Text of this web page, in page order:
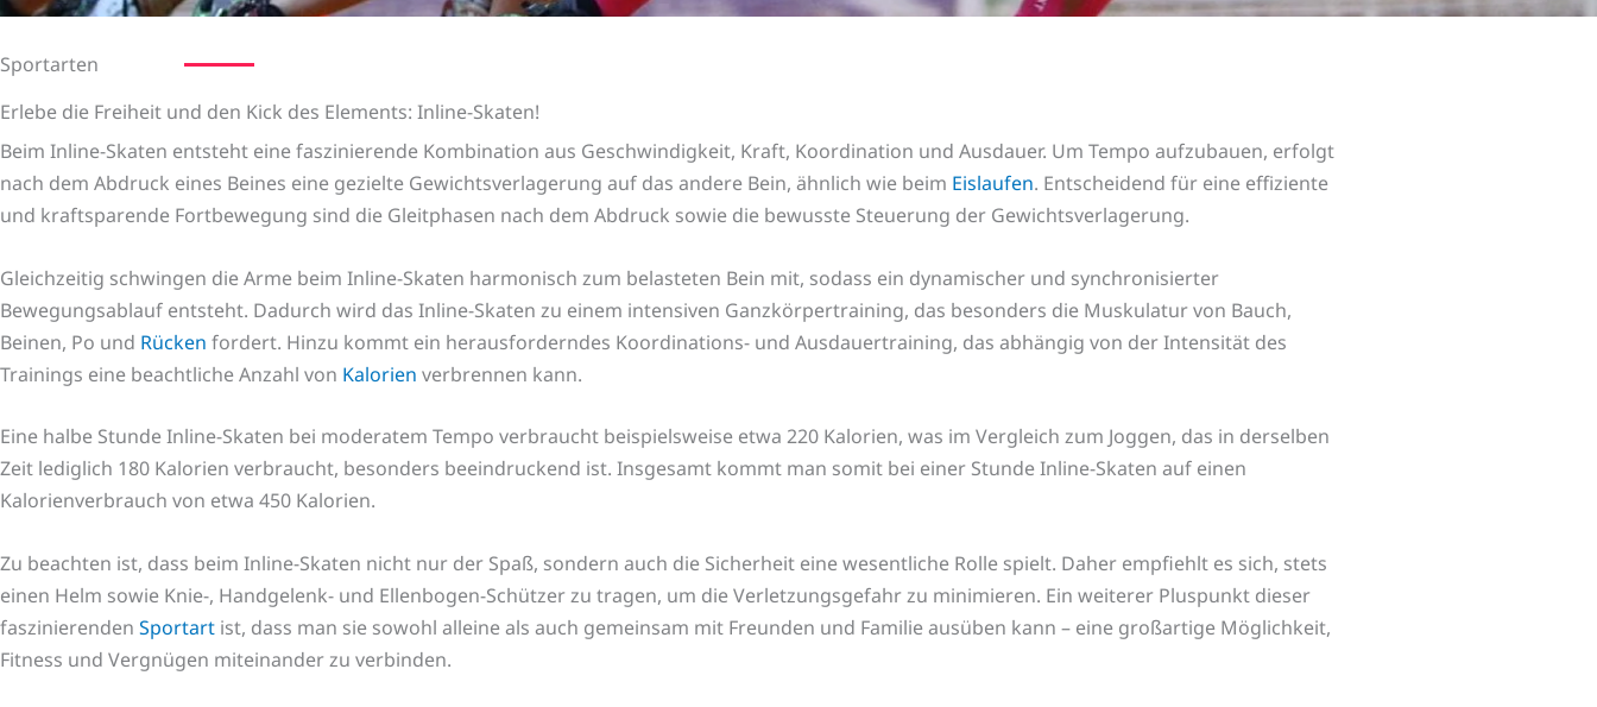
Sportarten
Erlebe die Freiheit und den Kick des Elements: Inline-Skaten!
Beim Inline-Skaten entsteht eine faszinierende Kombination aus Geschwindigkeit, Kraft, Koordination und Ausdauer. Um Tempo aufzubauen, erfolgt
nach dem Abdruck eines Beines eine gezielte Gewichtsverlagerung auf das andere Bein, ähnlich wie beim Eislaufen. Entscheidend für eine effiziente
und kraftsparende Fortbewegung sind die Gleitphasen nach dem Abdruck sowie die bewusste Steuerung der Gewichtsverlagerung.
Gleichzeitig schwingen die Arme beim Inline-Skaten harmonisch zum belasteten Bein mit, sodass ein dynamischer und synchronisierter
Bewegungsablauf entsteht. Dadurch wird das Inline-Skaten zu einem intensiven Ganzkörpertraining, das besonders die Muskulatur von Bauch,
Beinen, Po und Rücken fordert. Hinzu kommt ein herausforderndes Koordinations- und Ausdauertraining, das abhängig von der Intensität des
Trainings eine beachtliche Anzahl von Kalorien verbrennen kann.
Eine halbe Stunde Inline-Skaten bei moderatem Tempo verbraucht beispielsweise etwa 220 Kalorien, was im Vergleich zum Joggen, das in derselben
Zeit lediglich 180 Kalorien verbraucht, besonders beeindruckend ist. Insgesamt kommt man somit bei einer Stunde Inline-Skaten auf einen
Kalorienverbrauch von etwa 450 Kalorien.
Zu beachten ist, dass beim Inline-Skaten nicht nur der Spaß, sondern auch die Sicherheit eine wesentliche Rolle spielt. Daher empfiehlt es sich, stets
einen Helm sowie Knie-, Handgelenk- und Ellenbogen-Schützer zu tragen, um die Verletzungsgefahr zu minimieren. Ein weiterer Pluspunkt dieser
faszinierenden Sportart ist, dass man sie sowohl alleine als auch gemeinsam mit Freunden und Familie ausüben kann – eine großartige Möglichkeit,
Fitness und Vergnügen miteinander zu verbinden.